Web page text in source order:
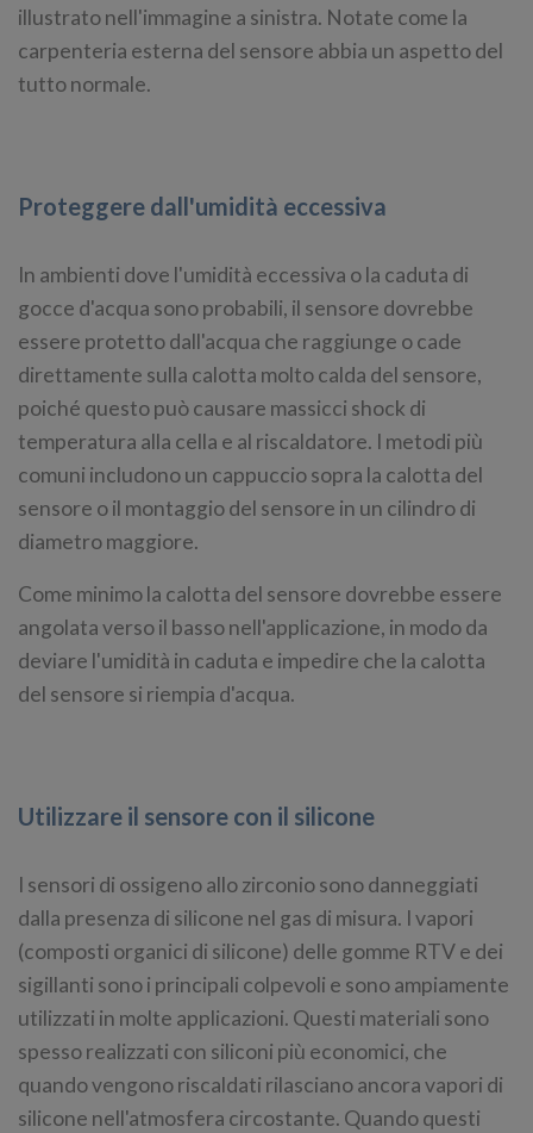
illustrato nell'immagine a sinistra. Notate come la
carpenteria esterna del sensore abbia un aspetto del
tutto normale.
Proteggere dall'umidità eccessiva
In ambienti dove l'umidità eccessiva o la caduta di
gocce d'acqua sono probabili, il sensore dovrebbe
essere protetto dall'acqua che raggiunge o cade
direttamente sulla calotta molto calda del sensore,
poiché questo può causare massicci shock di
temperatura alla cella e al riscaldatore. I metodi più
comuni includono un cappuccio sopra la calotta del
sensore o il montaggio del sensore in un cilindro di
diametro maggiore.
Come minimo la calotta del sensore dovrebbe essere
angolata verso il basso nell'applicazione, in modo da
deviare l'umidità in caduta e impedire che la calotta
del sensore si riempia d'acqua.
Utilizzare il sensore con il silicone
I sensori di ossigeno allo zirconio sono danneggiati
dalla presenza di silicone nel gas di misura. I vapori
(composti organici di silicone) delle gomme RTV e dei
sigillanti sono i principali colpevoli e sono ampiamente
utilizzati in molte applicazioni. Questi materiali sono
spesso realizzati con siliconi più economici, che
quando vengono riscaldati rilasciano ancora vapori di
silicone nell'atmosfera circostante. Quando questi